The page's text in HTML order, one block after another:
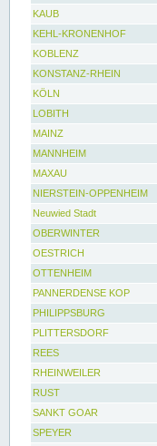
KAUB
KEHL-KRONENHOF
KOBLENZ
KONSTANZ-RHEIN
KÖLN
LOBITH
MAINZ
MANNHEIM
MAXAU
NIERSTEIN-OPPENHEIM
Neuwied Stadt
OBERWINTER
OESTRICH
OTTENHEIM
PANNERDENSE KOP
PHILIPPSBURG
PLITTERSDORF
REES
RHEINWEILER
RUST
SANKT GOAR
SPEYER